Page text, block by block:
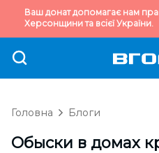
Ваш донат допомагає нам
Херсонщини та всієї України.
Головна Блоги
Обыски в домах